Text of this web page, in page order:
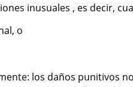
inusuales , es decir,
o
los daños punitivos